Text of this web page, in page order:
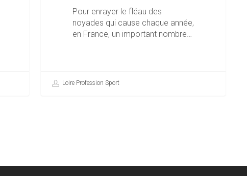
Pour enrayer le fléau des
noyades qui cause chaque année,
en France, un important nombre…
Loire Profession Sport